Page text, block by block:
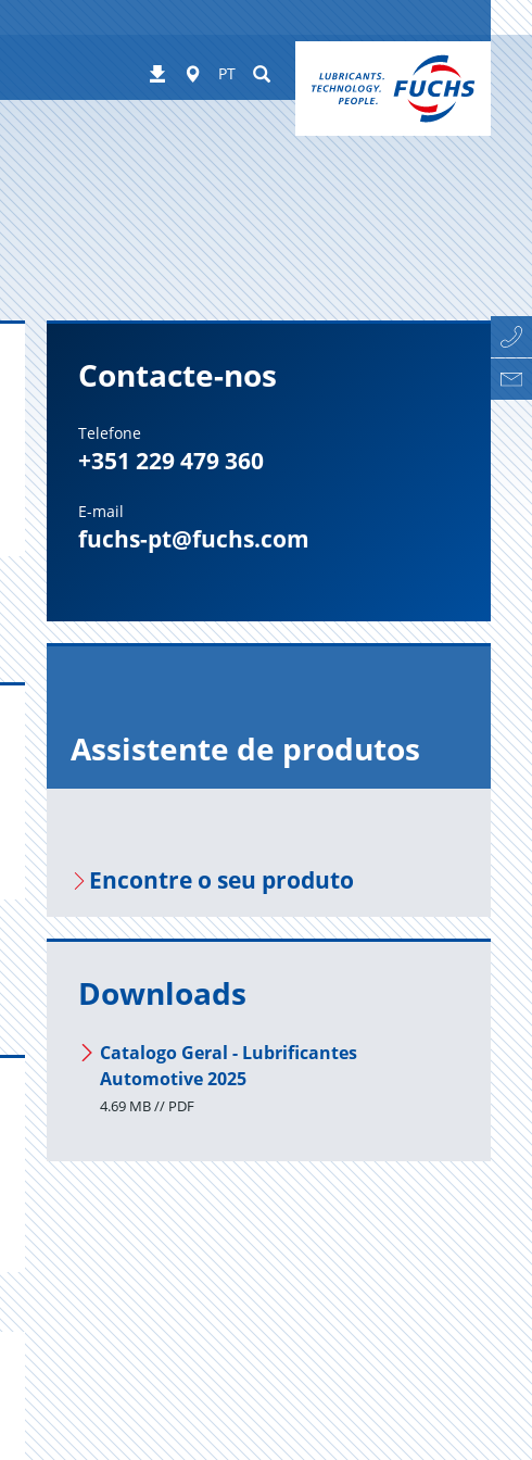
Downloads
Worldwide
PT Suchen
Contacte-nos
Telefone
+351 229 479 360
E-mail
fuchs-pt@fuchs.com
Assistente de produtos
Encontre o seu produto
Downloads
Catalogo Geral - Lubrificantes
Automotive 2025
4.69 MB // PDF